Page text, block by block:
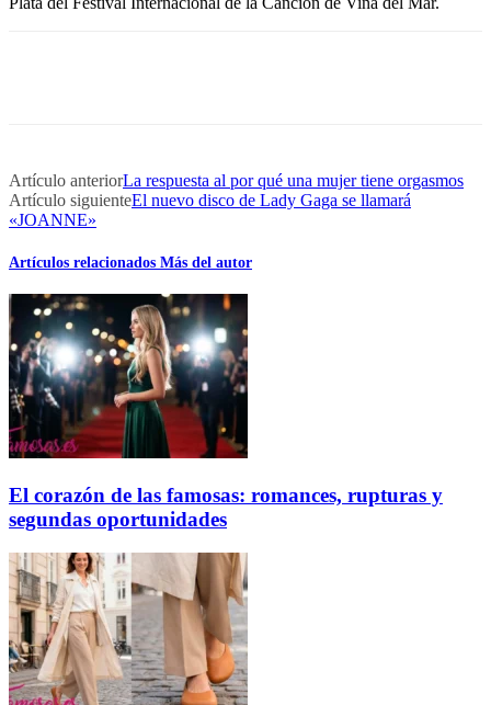
Artículo anteriorLa respuesta al por qué una mujer tiene orgasmos
Artículo siguienteEl nuevo disco de Lady Gaga se llamará
«JOANNE»
Artículos relacionados Más del autor
El corazón de las famosas: romances, rupturas y
segundas oportunidades